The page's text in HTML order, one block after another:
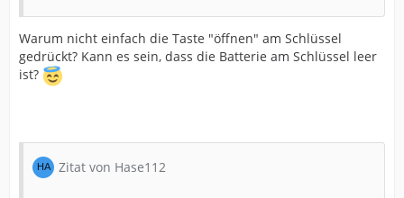
Warum nicht einfach die Taste "öffnen" am Schlüssel
gedrückt? Kann es sein, dass die Batterie am Schlüssel leer
ist?
Zitat von Hase112